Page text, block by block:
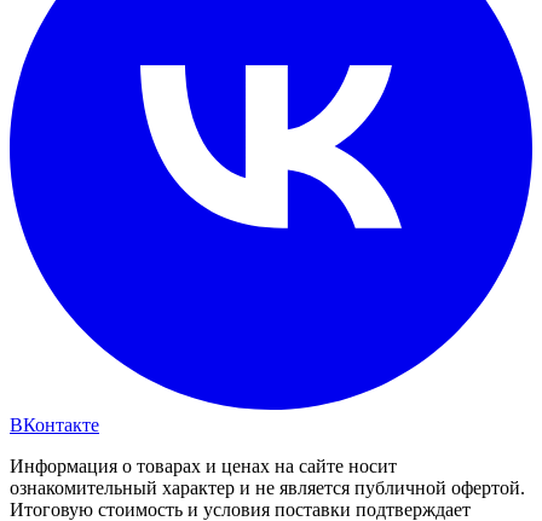
ВКонтакте
Информация о товарах и ценах на сайте носит
ознакомительный характер и не является публичной офертой.
Итоговую стоимость и условия поставки подтверждает